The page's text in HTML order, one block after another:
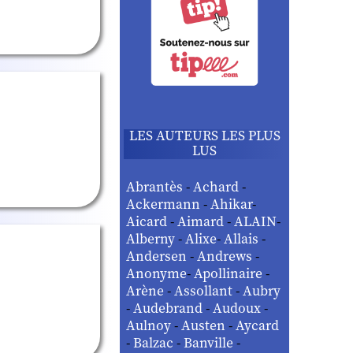
LES AUTEURS LES PLUS
LUS
Abrantès-Achard-
Ackermann-Ahikar-
Aicard-Aimard-ALAIN-
Alberny-Alixe-Allais-
Andersen-Andrews-
Anonyme-Apollinaire-
Arène-Assollant-Aubry
-Audebrand-Audoux-
Aulnoy-Austen-Aycard
-Balzac-Banville-